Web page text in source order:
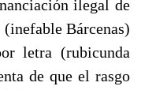
ilegal de
Bárcenas)
letra (rubicunda
de que el rasgo